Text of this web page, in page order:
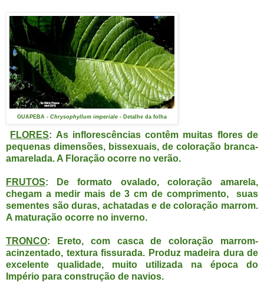
GUAPEBA - Chrysophyllum imperiale - Detalhe da folha
FLORES: As inflorescências contêm muitas flores de
pequenas dimensões, bissexuais, de coloração branca-
amarelada. A Floração ocorre no verão.
FRUTOS: De formato ovalado, coloração amarela,
chegam a medir mais de 3 cm de comprimento, suas
sementes são duras, achatadas e de coloração marrom.
A maturação ocorre no inverno.
TRONCO: Ereto, com casca de coloração marrom-
acinzentado, textura fissurada. Produz madeira dura de
excelente qualidade, muito utilizada na época do
Império para construção de navios.